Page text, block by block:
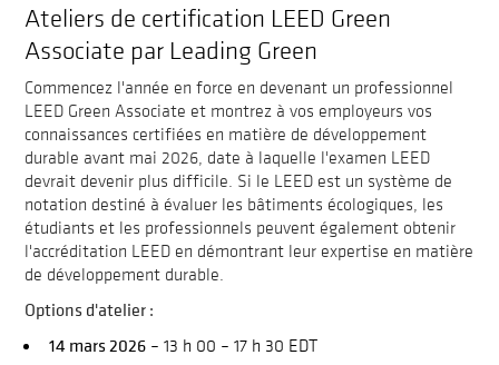
Ateliers de certification LEED Green
Associate par Leading Green
Commencez l'année en force en devenant un professionnel
LEED Green Associate et montrez à vos employeurs vos
connaissances certifiées en matière de développement
durable avant mai 2026, date à laquelle l'examen LEED
devrait devenir plus difficile. Si le LEED est un système de
notation destiné à évaluer les bâtiments écologiques, les
étudiants et les professionnels peuvent également obtenir
l'accréditation LEED en démontrant leur expertise en matière
de développement durable.
Options d'atelier :
14 mars 2026 – 13 h 00 – 17 h 30 EDT